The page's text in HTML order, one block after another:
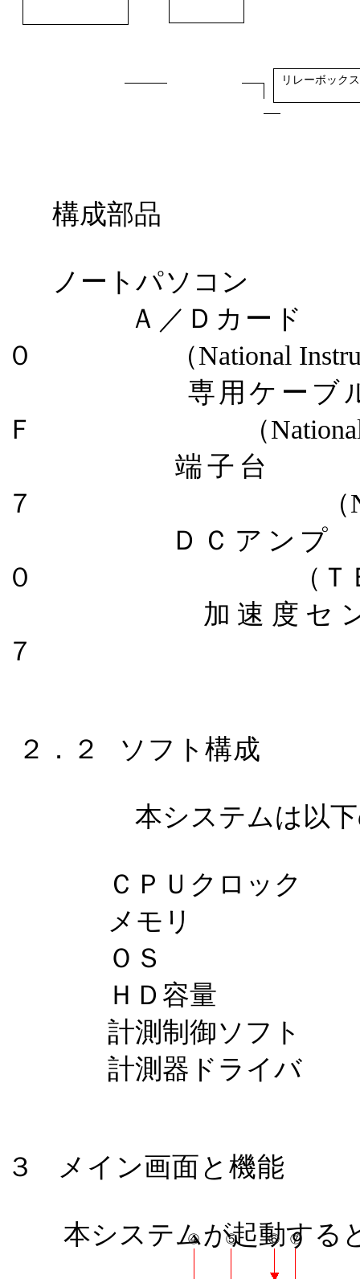
リレーボックス
構成部品
ノートパソコン
Ａ／Ｄカード
０
（National
専用ケーブ
Ｆ
（
端子台
７
（
ＤＣアンプ
０
（
加速度セ
７
２．２ ソフト構成
本システムは以
ＣＰＵクロック
メモリ
ＯＳ
ＨＤ容量
計測制御ソフト
計測器ドライバ
３ メイン画面と機能
本システムが起動する
④ ⑥ ⑦
⑤